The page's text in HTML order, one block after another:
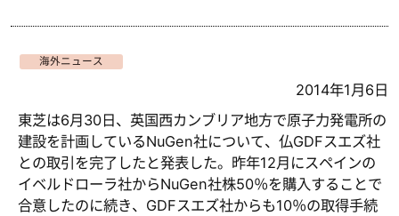
海外ニュース
2014年1月6日
東芝は6月30日、英国西カンブリア地方で原子力発電所の
建設を計画しているNuGen社について、仏GDFスエズ社
との取引を完了したと発表した。昨年12月にスペインの
イベルドローラ社からNuGen社株50％を購入することで
合意したのに続き、GDFスエズ社からも10％の取得手続